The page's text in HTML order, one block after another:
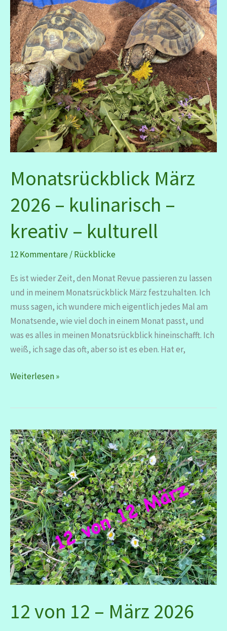
Monatsrückblick März
2026 – kulinarisch –
kreativ – kulturell
12 Kommentare/Rückblicke
Es ist wieder Zeit, den Monat Revue passieren zu lassen
und in meinem Monatsrückblick März festzuhalten. Ich
muss sagen, ich wundere mich eigentlich jedes Mal am
Monatsende, wie viel doch in einem Monat passt, und
was es alles in meinen Monatsrückblick hineinschafft. Ich
weiß, ich sage das oft, aber so ist es eben. Hat er,
Monatsrückblick
kulinarisch
–
kreativ
–
kulturell
Weiterlesen »
12 von 12 – März 2026